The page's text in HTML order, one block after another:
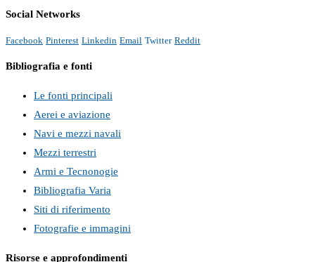
Social Networks
Facebook Pinterest Linkedin Email Twitter Reddit
Bibliografia e fonti
Le fonti principali
Aerei e aviazione
Navi e mezzi navali
Mezzi terrestri
Armi e Tecnonogie
Bibliografia Varia
Siti di riferimento
Fotografie e immagini
Risorse e approfondimenti